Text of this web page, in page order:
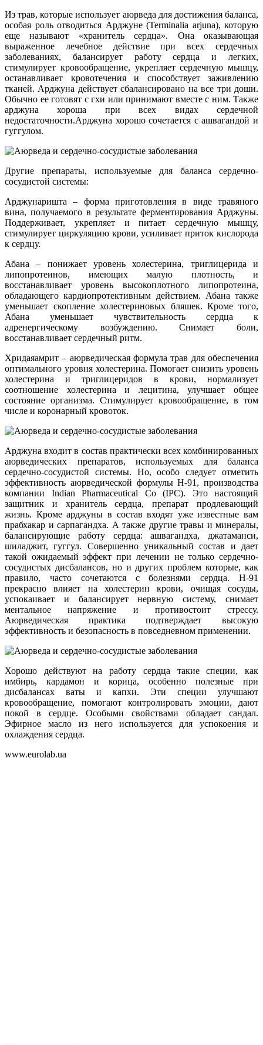
Из трав, которые использует аюрведа для достижения баланса,
особая роль отводиться Арджуне (Terminalia arjuna), которую
еще называют «хранитель сердца». Она оказывающая
выраженное лечебное действие при всех сердечных
заболеваниях, балансирует работу сердца и легких,
стимулирует кровообращение, укрепляет сердечную мышцу,
останавливает кровотечения и способствует заживлению
тканей. Арджуна действует сбалансировано на все три доши.
Обычно ее готовят с гхи или принимают вместе с ним. Также
арджуна хороша при всех видах сердечной
недостаточности.Арджуна хорошо сочетается с ашвагандой и
гуггулом.
Другие препараты, используемые для баланса сердечно-
сосудистой системы:
Арджунаришта – форма приготовления в виде травяного
вина, получаемого в результате ферментирования Арджуны.
Поддерживает, укрепляет и питает сердечную мышцу,
стимулирует циркуляцию крови, усиливает приток кислорода
к сердцу.
Абана – понижает уровень холестерина, триглицерида и
липопротеинов, имеющих малую плотность, и
восстанавливает уровень высокоплотного липопротеина,
обладающего кардиопротективным действием. Абана также
уменьшает скопление холестериновых бляшек. Кроме того,
Абана уменьшает чувствительность сердца к
адренергическому возбуждению. Снимает боли,
восстанавливает сердечный ритм.
Хридаяамрит – аюрведическая формула трав для обеспечения
оптимального уровня холестерина. Помогает снизить уровень
холестерина и триглицеридов в крови, нормализует
соотношение холестерина и лецитина, улучшает общее
состояние организма. Стимулирует кровообращение, в том
числе и коронарный кровоток.
Арджуна входит в состав практически всех комбинированных
аюрведических препаратов, используемых для баланса
сердечно-сосудистой системы. Но, особо следует отметить
эффективность аюрведической формулы Н-91, производства
компании Indian Pharmaceutical Co (IPC). Это настоящий
защитник и хранитель сердца, препарат продлевающий
жизнь. Кроме арджуны в состав входят уже известные вам
прабхакар и сарпагандха. А также другие травы и минералы,
балансирующие работу сердца: ашвагандха, джатаманси,
шиладжит, гуггул. Совершенно уникальный состав и дает
такой ожидаемый эффект при лечении не только сердечно-
сосудистых дисбалансов, но и других проблем которые, как
правило, часто сочетаются с болезнями сердца. Н-91
прекрасно влияет на холестерин крови, очищая сосуды,
успокаивает и балансирует нервную систему, снимает
ментальное напряжение и противостоит стрессу.
Аюрведическая практика подтверждает высокую
эффективность и безопасность в повседневном применении.
Хорошо действуют на работу сердца такие специи, как
имбирь, кардамон и корица, особенно полезные при
дисбалансах ваты и капхи. Эти специи улучшают
кровообращение, помогают контролировать эмоции, дают
покой в сердце. Особыми свойствами обладает сандал.
Эфирное масло из него используется для успокоения и
охлаждения сердца.
www.eurolab.ua